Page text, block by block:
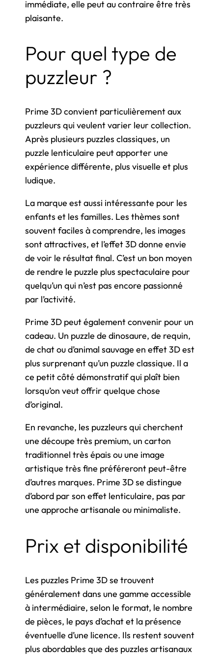
immédiate, elle peut au contraire être très
plaisante.
Pour quel type de
puzzleur ?
Prime 3D convient particulièrement aux
puzzleurs qui veulent varier leur collection.
Après plusieurs puzzles classiques, un
puzzle lenticulaire peut apporter une
expérience différente, plus visuelle et plus
ludique.
La marque est aussi intéressante pour les
enfants et les familles. Les thèmes sont
souvent faciles à comprendre, les images
sont attractives, et l’effet 3D donne envie
de voir le résultat final. C’est un bon moyen
de rendre le puzzle plus spectaculaire pour
quelqu’un qui n’est pas encore passionné
par l’activité.
Prime 3D peut également convenir pour un
cadeau. Un puzzle de dinosaure, de requin,
de chat ou d’animal sauvage en effet 3D est
plus surprenant qu’un puzzle classique. Il a
ce petit côté démonstratif qui plaît bien
lorsqu’on veut offrir quelque chose
d’original.
En revanche, les puzzleurs qui cherchent
une découpe très premium, un carton
traditionnel très épais ou une image
artistique très fine préféreront peut-être
d’autres marques. Prime 3D se distingue
d’abord par son effet lenticulaire, pas par
une approche artisanale ou minimaliste.
Prix et disponibilité
Les puzzles Prime 3D se trouvent
généralement dans une gamme accessible
à intermédiaire, selon le format, le nombre
de pièces, le pays d’achat et la présence
éventuelle d’une licence. Ils restent souvent
plus abordables que des puzzles artisanaux